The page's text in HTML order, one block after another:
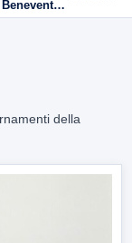
della